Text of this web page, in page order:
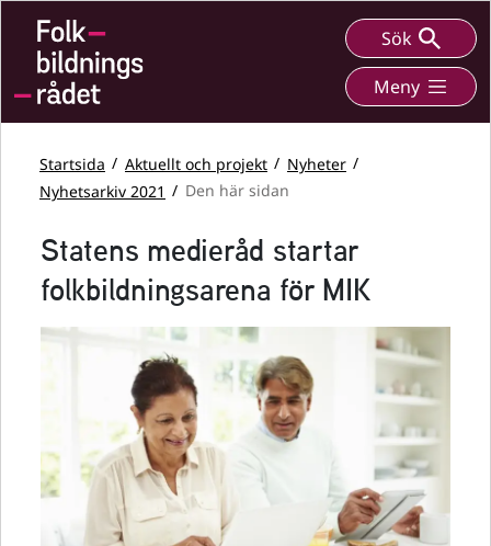
Sök
Meny
Startsida Aktuellt och projekt
Nyheter
Nyhetsarkiv 2021
Den här sidan
Statens medieråd startar
folkbildningsarena för MIK